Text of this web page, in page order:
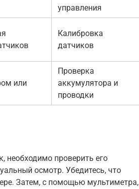
управления
Калибровка
датчиков
или
Проверка
аккумулятора и
проводки
необходимо проверить его
осмотр. Убедитесь, что
Затем, с помощью мультиметра,